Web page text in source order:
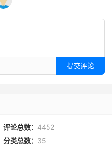
提交评论
评论总数： 4452
分类总数： 35